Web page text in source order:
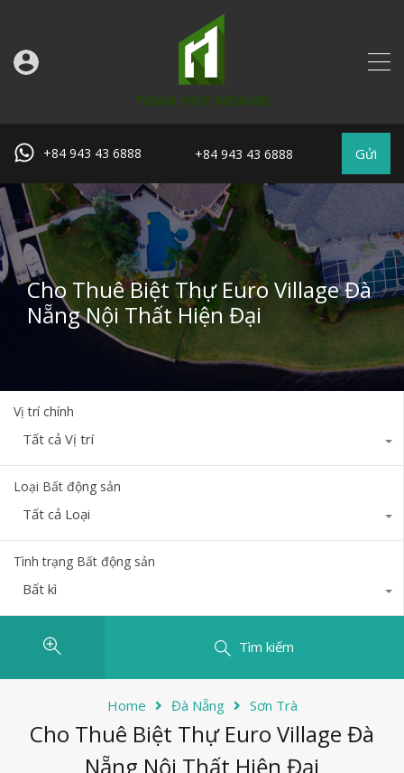
+84 943 43 6888 +84 943 43 6888 Gửi
Cho Thuê Biệt Thự Euro Village Đà
Nẵng Nội Thất Hiện Đại
Vị trí chính
Tất cả Vị trí
Loại Bất động sản
Tất cả Loại
Tình trạng Bất động sản
Bất kì
Tìm kiếm
Home Đà Nẵng Sơn Trà
Cho Thuê Biệt Thự Euro Village Đà
Nẵng Nội Thất Hiện Đại